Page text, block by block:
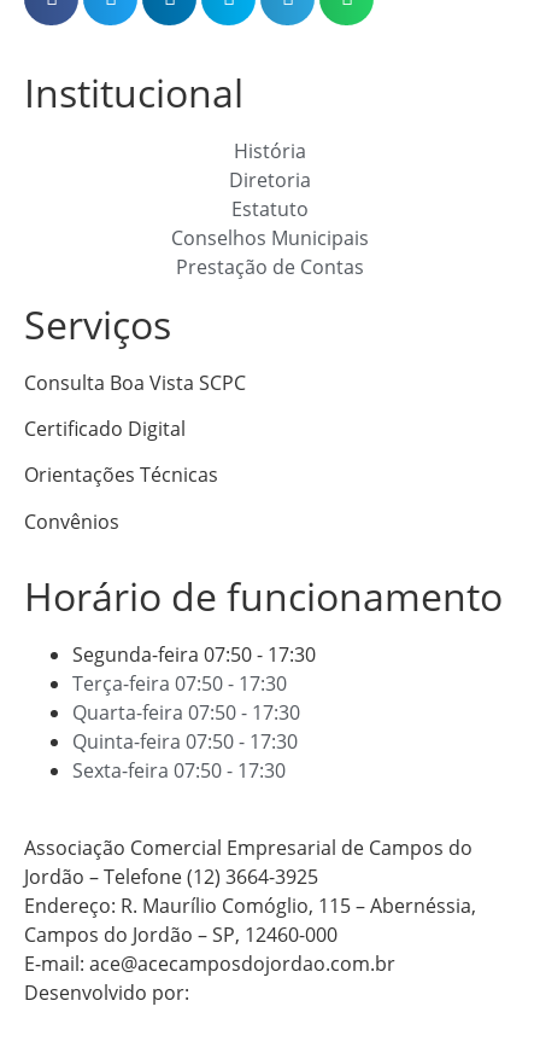
Institucional
História
Diretoria
Estatuto
Conselhos Municipais
Prestação de Contas
Serviços
Consulta Boa Vista SCPC
Certificado Digital
Orientações Técnicas
Convênios
Horário de funcionamento
Segunda-feira 07:50 - 17:30
Terça-feira 07:50 - 17:30
Quarta-feira 07:50 - 17:30
Quinta-feira 07:50 - 17:30
Sexta-feira 07:50 - 17:30
Associação Comercial Empresarial de Campos do
Jordão – Telefone (12) 3664-3925
Endereço: R. Maurílio Comóglio, 115 – Abernéssia,
Campos do Jordão – SP, 12460-000
E-mail: ace@acecamposdojordao.com.br
Desenvolvido por: